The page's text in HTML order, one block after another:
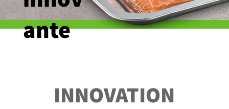
ante
INNOVATION